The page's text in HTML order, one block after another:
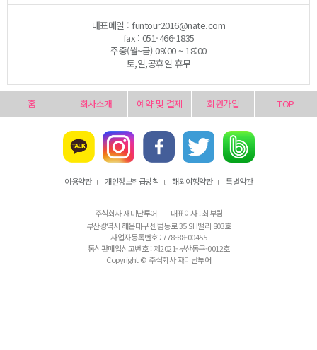
대표메일 : funtour2016@nate.com
fax : 051-466-1835
주중(월~금) 09:00 ~ 18:00
토,일,공휴일 휴무
홈 회사소개 예약 및 결제 회원가입 TOP
이용약관 l 개인정보취급방침 l 해외여행약관 l 특별약관
주식회사 재미난투어 l
대표이사 : 최부림
부산광역시 해운대구 센텀동로 35 SH밸리 803호
사업자등록번호 : 778-88-00455
통신판매업신고번호 : 제2021-부산동구-0012호
Copyright © 주식회사 재미난투어